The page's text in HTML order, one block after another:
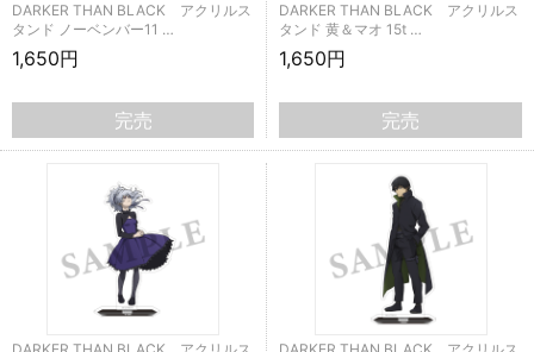
DARKER THAN BLACK アクリルス
タンド ノーベンバー11 …
1,650円
完売
DARKER THAN BLACK アクリルス
タンド 黄＆マオ 15t …
1,650円
完売